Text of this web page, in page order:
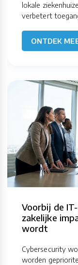
lokale
verbetert
ONTDEK
Voorbij de
zakelijke
wordt
Cybersecurity
worden